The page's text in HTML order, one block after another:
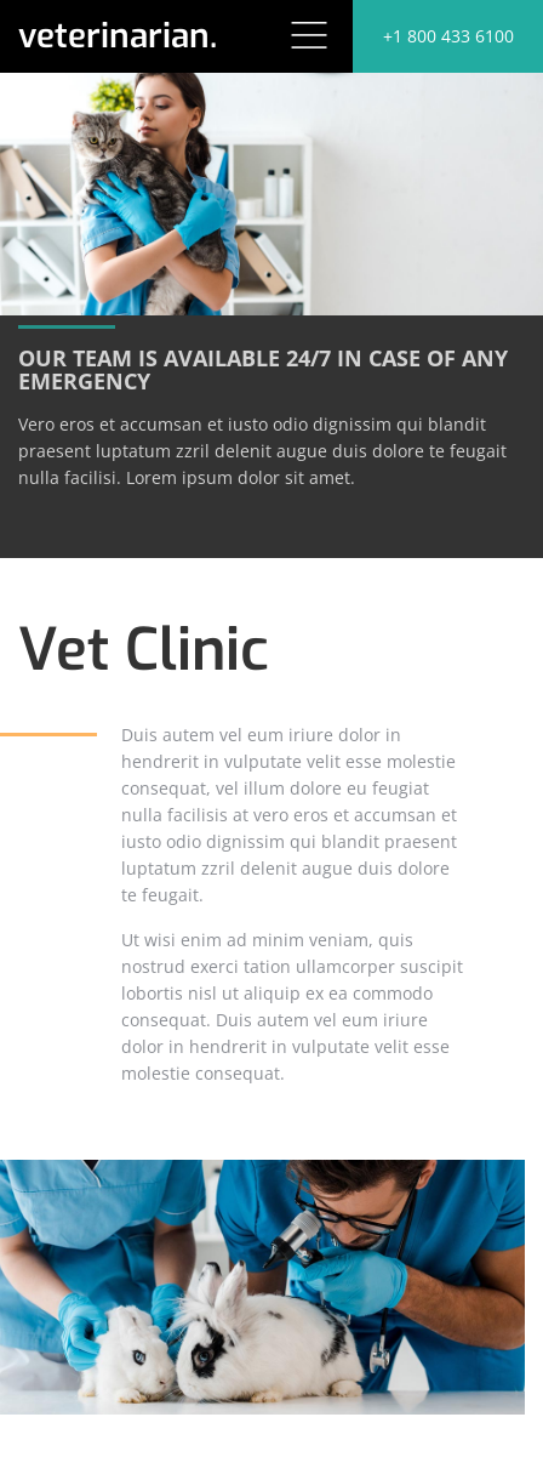
veterinarian. +1 800 433 6100
OUR TEAM IS AVAILABLE 24/7 IN CASE OF ANY
EMERGENCY
Vero eros et accumsan et iusto odio dignissim qui blandit
praesent luptatum zzril delenit augue duis dolore te feugait
nulla facilisi. Lorem ipsum dolor sit amet.
Vet Clinic
Duis autem vel eum iriure dolor in
hendrerit in vulputate velit esse molestie
consequat, vel illum dolore eu feugiat
nulla facilisis at vero eros et accumsan et
iusto odio dignissim qui blandit praesent
luptatum zzril delenit augue duis dolore
te feugait.
Ut wisi enim ad minim veniam, quis
nostrud exerci tation ullamcorper suscipit
lobortis nisl ut aliquip ex ea commodo
consequat. Duis autem vel eum iriure
dolor in hendrerit in vulputate velit esse
molestie consequat.